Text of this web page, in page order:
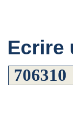
Ecrire